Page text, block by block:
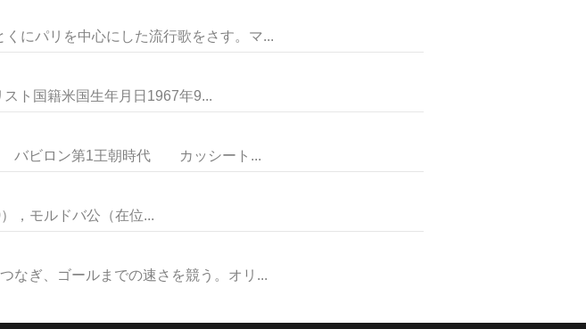
にパリを中心にした流行歌をさす。マ...
ト国籍米国生年月日1967年9...
ビロン第1王朝時代 カッシート...
，モルドバ公（在位...
なぎ、ゴールまでの速さを競う。オリ...